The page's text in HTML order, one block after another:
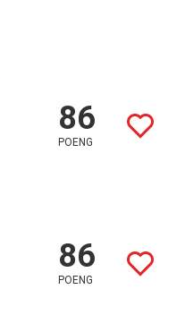
86
POENG
86
POENG